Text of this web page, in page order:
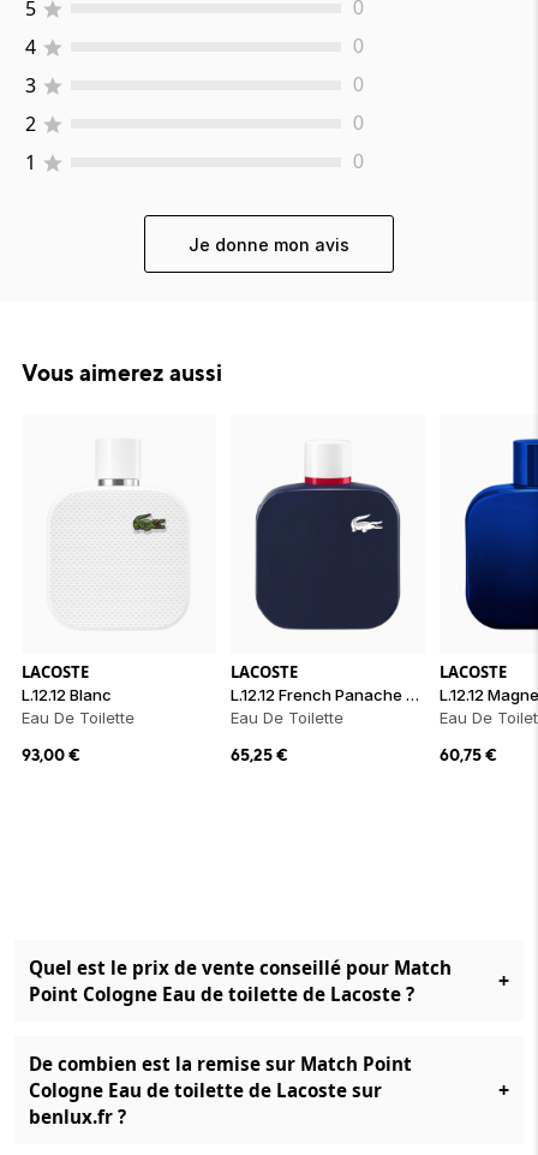
5 0
4 0
3 0
2 0
1 0
Je donne mon avis
Vous aimerez aussi
LACOSTE
L.12.12 Blanc
Eau De Toilette
93,00€
LACOSTE
L.12.12 French Panache Pour Lui
Eau De Toilette
65,25€
LACOSTE
L.12.12
Eau De
60,75€
Quel est le prix de vente conseillé pour Match
Point Cologne Eau de toilette de Lacoste ?
+
De combien est la remise sur Match Point
Cologne Eau de toilette de Lacoste sur
benlux.fr ?
+